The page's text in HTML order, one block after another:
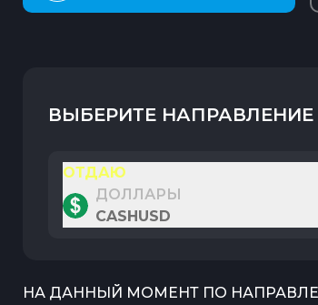
ВЫБЕРИТЕ
ОТДАЮ
ДОЛЛАРЫ
CASHUSD
НА ДАННЫЙ МОМЕНТ ПО